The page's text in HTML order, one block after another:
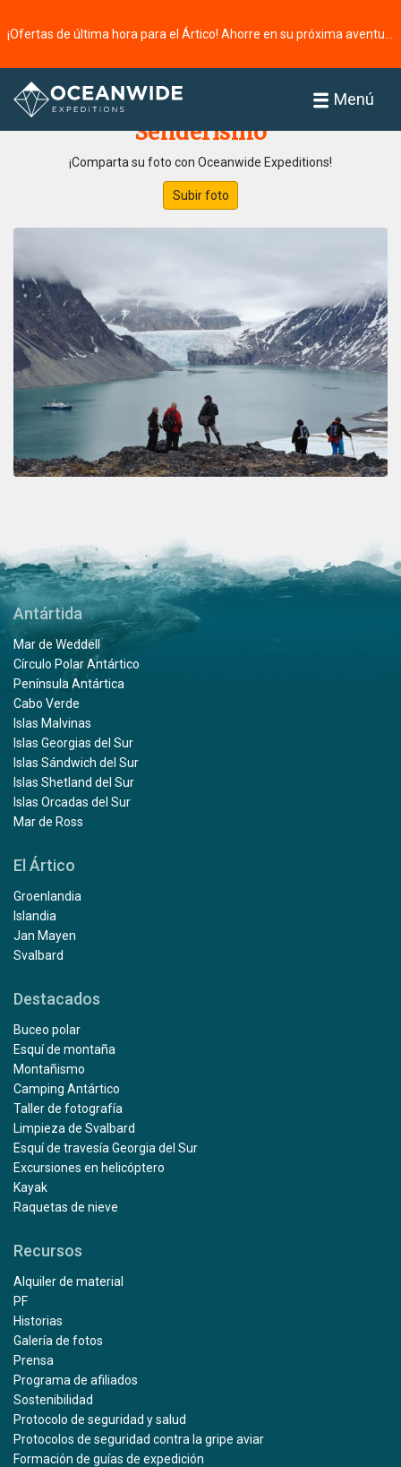
Menú
Página principal
Senderismo
¡Comparta su foto con Oceanwide Expeditions!
Subir foto
Antártida
Mar de Weddell
Círculo Polar Antártico
Península Antártica
Cabo Verde
Islas Malvinas
Islas Georgias del Sur
Islas Sándwich del Sur
Islas Shetland del Sur
Islas Orcadas del Sur
Mar de Ross
El Ártico
Groenlandia
Islandia
Jan Mayen
Svalbard
Destacados
Buceo polar
Esquí de montaña
Montañismo
Camping Antártico
Taller de fotografía
Limpieza de Svalbard
Esquí de travesía Georgia del Sur
Excursiones en helicóptero
Kayak
Raquetas de nieve
Recursos
Alquiler de material
PF
Historias
Galería de fotos
Prensa
Programa de afiliados
Sostenibilidad
Protocolo de seguridad y salud
Protocolos de seguridad contra la gripe aviar
Formación de guías de expedición